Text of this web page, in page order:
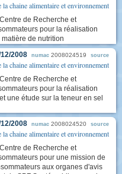
chaine alimentaire et environnement
de Recherche et
pour la réalisation
de nutrition
2008 numac 2008024519 source
chaine alimentaire et environnement
de Recherche et
pour la réalisation
une étude sur la teneur en sel
2008 numac 2008024520 source
chaine alimentaire et environnement
de Recherche et
pour une mission de
aux organes d'avis